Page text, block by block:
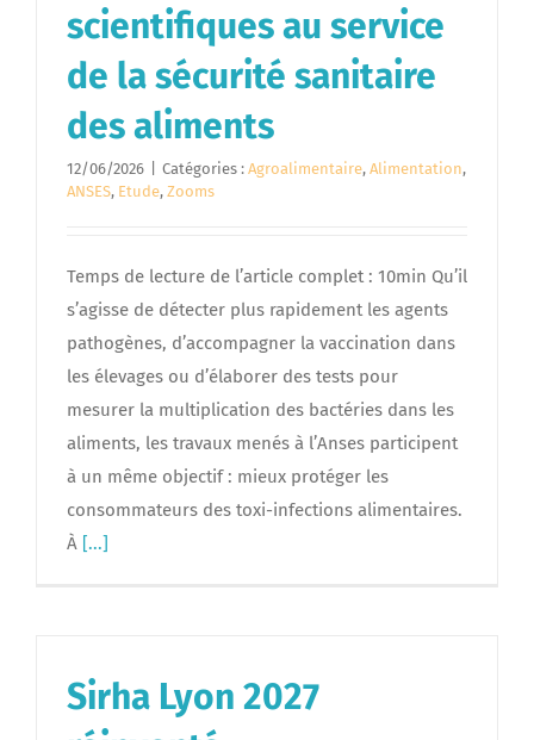
scientifiques au service
de la sécurité sanitaire
des aliments
12/06/2026 Catégories : Agroalimentaire, Alimentation,
ANSES, Etude, Zooms
Temps de lecture de l’article complet : 10min Qu’il
s’agisse de détecter plus rapidement les agents
pathogènes, d’accompagner la vaccination dans
les élevages ou d’élaborer des tests pour
mesurer la multiplication des bactéries dans les
aliments, les travaux menés à l’Anses participent
à un même objectif : mieux protéger les
consommateurs des toxi-infections alimentaires.
À [...]
Sirha Lyon 2027